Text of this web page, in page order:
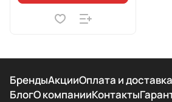
БрендыАкцииОплата и доставка
БлогО компанииКонтакты